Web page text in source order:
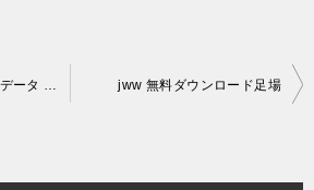
10tトラック軌跡図 cadデータ フリー jww 無料ダウンロード足場